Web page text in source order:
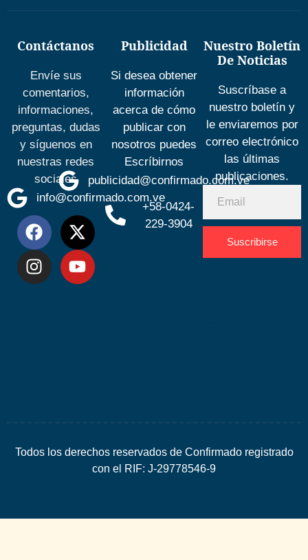
Contáctanos
Envíe sus
comentarios,
informaciones,
preguntas, dudas
y síguenos en
nuestras redes
sociales
info@confirmado.com.ve
Publicidad
Si desea obtener
información
acerca de cómo
publicar con
nosotros puedes
Escríbirnos
publicidad@confirmado.com.ve
+58-0424-
229-3904
Nuestro Boletín
De Noticias
Suscríbase a
nuestro boletín y
le enviaremos por
correo electrónico
las últimas
publicaciones.
Suscribirse
Todos los derechos reservados de Confirmado registrado
con el RIF: J-29778546-9